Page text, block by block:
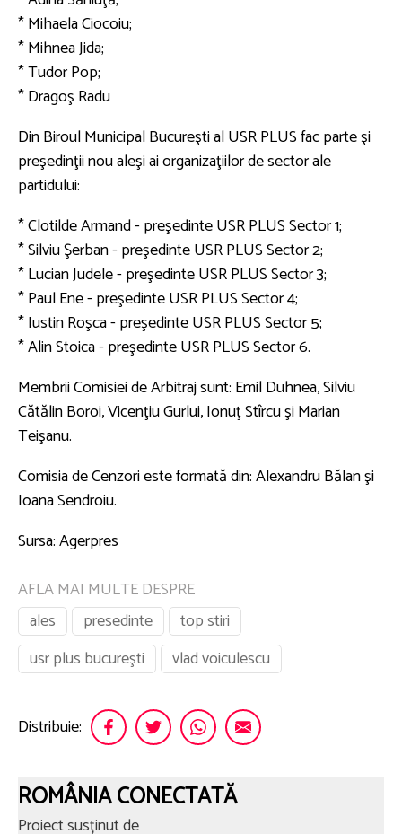
* Mihaela Ciocoiu;
* Mihnea Jida;
* Tudor Pop;
* Dragoş Radu
Din Biroul Municipal Bucureşti al USR PLUS fac parte şi
preşedinţii nou aleşi ai organizaţiilor de sector ale
partidului:
* Clotilde Armand - preşedinte USR PLUS Sector 1;
* Silviu Şerban - preşedinte USR PLUS Sector 2;
* Lucian Judele - preşedinte USR PLUS Sector 3;
* Paul Ene - preşedinte USR PLUS Sector 4;
* Iustin Roşca - preşedinte USR PLUS Sector 5;
* Alin Stoica - preşedinte USR PLUS Sector 6.
Membrii Comisiei de Arbitraj sunt: Emil Duhnea, Silviu
Cătălin Boroi, Vicenţiu Gurlui, Ionuţ Stîrcu şi Marian
Teişanu.
Comisia de Cenzori este formată din: Alexandru Bălan şi
Ioana Sendroiu.
Sursa: Agerpres
AFLA MAI MULTE DESPRE
ales
presedinte
top stiri
usr plus bucureşti
vlad voiculescu
Distribuie:
ROMÂNIA CONECTATĂ
Proiect susținut de